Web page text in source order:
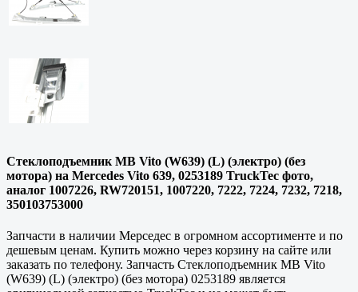
Стеклоподъемник MB Vito (W639) (L) (электро) (без
мотора) на Mercedes Vito 639, 0253189 TruckTec фото,
аналог 1007226, RW720151, 1007220, 7222, 7224, 7232, 7218,
350103753000
Запчасти в наличии Мерседес в огромном ассортименте и по
дешевым ценам. Купить можно через корзину на сайте или
заказать по телефону. Запчасть Стеклоподъемник MB Vito
(W639) (L) (электро) (без мотора) 0253189 является